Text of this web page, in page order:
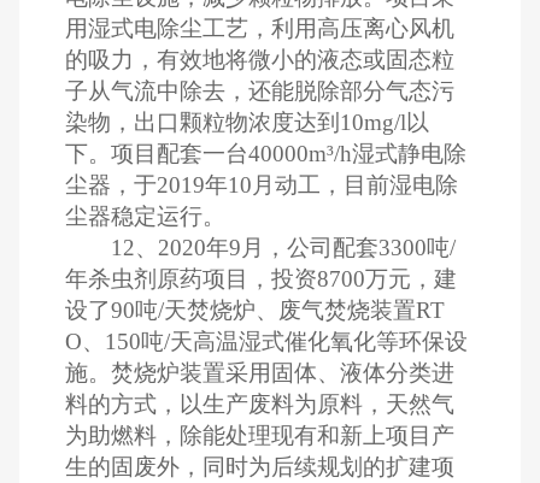
用湿式电除尘工艺，利用高压离心风机
的吸力，有效地将微小的液态或固态粒
子从气流中除去，还能脱除部分气态污
染物，出口颗粒物浓度达到10mg/l以
下。项目配套一台40000m³/h湿式静电除
尘器，于2019年10月动工，目前湿电除
尘器稳定运行。
12、2020年9月，公司配套3300吨/
年杀虫剂原药项目，投资8700万元，建
设了90吨/天焚烧炉、废气焚烧装置RT
O、150吨/天高温湿式催化氧化等环保设
施。焚烧炉装置采用固体、液体分类进
料的方式，以生产废料为原料，天然气
为助燃料，除能处理现有和新上项目产
生的固废外，同时为后续规划的扩建项